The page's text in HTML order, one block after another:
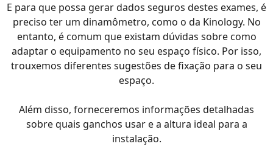
E para que possa gerar dados seguros destes exames, é
preciso ter um dinamômetro, como o da Kinology. No
entanto, é comum que existam dúvidas sobre como
adaptar o equipamento no seu espaço físico. Por isso,
trouxemos diferentes sugestões de fixação para o seu
espaço.
Além disso, forneceremos informações detalhadas
sobre quais ganchos usar e a altura ideal para a
instalação.